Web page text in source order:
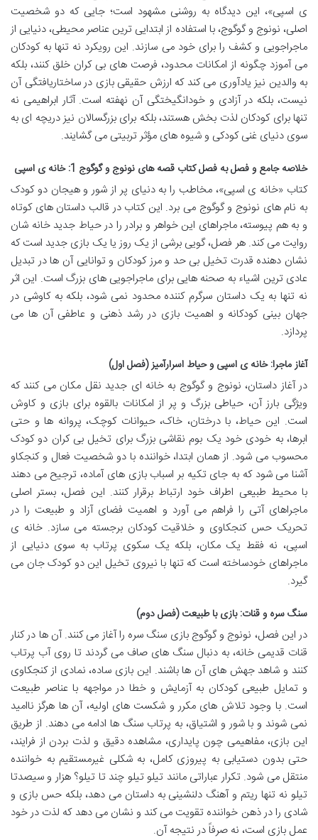
ی اسپی»، این دیدگاه به روشنی مشهود است؛ جایی که دو شخصیت
اصلی، نونوج و گوگوج، با استفاده از ابتدایی ترین عناصر محیطی، دنیایی از
ماجراجویی و کشف را برای خود می سازند. این رویکرد نه تنها به کودکان
می آموزد چگونه از امکانات محدود، فرصت های بی کران خلق کنند، بلکه
به والدین نیز یادآوری می کند که ارزش حقیقی بازی در ساختاریافتگی آن
نیست، بلکه در آزادی و خودانگیختگی آن نهفته است. آثار ابراهیمی نه
تنها برای کودکان لذت بخش هستند، بلکه برای بزرگسالان نیز دریچه ای به
سوی دنیای غنی کودکی و شیوه های مؤثر تربیتی می گشایند.
خلاصه جامع و فصل به فصل کتاب قصه های نونوج و گوگوج 1: خانه ی اسپی
کتاب «خانه ی اسپی»، مخاطب را به دنیای پر از شور و هیجان دو کودک
به نام های نونوج و گوگوج می برد. این کتاب در قالب داستان های کوتاه
و به هم پیوسته، ماجراهای این خواهر و برادر را در حیاط جدید خانه شان
روایت می کند. هر فصل، گویی برشی از یک روز یا یک بازی جدید است که
نشان دهنده قدرت تخیل بی حد و مرز کودکان و توانایی آن ها در تبدیل
عادی ترین اشیاء به صحنه هایی برای ماجراجویی های بزرگ است. این اثر
نه تنها به یک داستان سرگرم کننده محدود نمی شود، بلکه به کاوشی در
جهان بینی کودکانه و اهمیت بازی در رشد ذهنی و عاطفی آن ها می
پردازد.
آغاز ماجرا: خانه ی اسپی و حیاط اسرارآمیز (فصل اول)
در آغاز داستان، نونوج و گوگوج به خانه ای جدید نقل مکان می کنند که
ویژگی بارز آن، حیاطی بزرگ و پر از امکانات بالقوه برای بازی و کاوش
است. این حیاط، با درختان، خاک، حیوانات کوچک، پروانه ها و حتی
ابرها، به خودی خود یک بوم نقاشی بزرگ برای تخیل بی کران دو کودک
محسوب می شود. از همان ابتدا، خواننده با دو شخصیت فعال و کنجکاو
آشنا می شود که به جای تکیه بر اسباب بازی های آماده، ترجیح می دهند
با محیط طبیعی اطراف خود ارتباط برقرار کنند. این فصل، بستر اصلی
ماجراهای آتی را فراهم می آورد و اهمیت فضای آزاد و طبیعت را در
تحریک حس کنجکاوی و خلاقیت کودکان برجسته می سازد. خانه ی
اسپی، نه فقط یک مکان، بلکه یک سکوی پرتاب به سوی دنیایی از
ماجراهای خودساخته است که تنها با نیروی تخیل این دو کودک جان می
گیرد.
سنگ سره و قنات: بازی با طبیعت (فصل دوم)
در این فصل، نونوج و گوگوج بازی سنگ سره را آغاز می کنند. آن ها در کنار
قنات قدیمی خانه، به دنبال سنگ های صاف می گردند تا روی آب پرتاب
کنند و شاهد جهش های آن ها باشند. این بازی ساده، نمادی از کنجکاوی
و تمایل طبیعی کودکان به آزمایش و خطا در مواجهه با عناصر طبیعت
است. با وجود تلاش های مکرر و شکست های اولیه، آن ها هرگز ناامید
نمی شوند و با شور و اشتیاق، به پرتاب سنگ ها ادامه می دهند. از طریق
این بازی، مفاهیمی چون پایداری، مشاهده دقیق و لذت بردن از فرایند،
حتی بدون دستیابی به پیروزی کامل، به شکلی غیرمستقیم به خواننده
منتقل می شود. تکرار عباراتی مانند تیلو تیلو چند تا تیلو؟ هزار و سیصدتا
تیلو نه تنها ریتم و آهنگ دلنشینی به داستان می دهد، بلکه حس بازی و
شادی را در ذهن خواننده تقویت می کند و نشان می دهد که لذت در خود
عمل بازی است، نه صرفاً در نتیجه آن.